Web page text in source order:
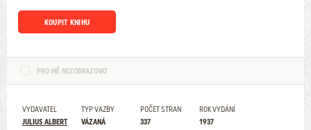
KOUPIT KNIHU
PRO MĚ NEZOBRAZOVAT
VYDAVATEL
JULIUS ALBERT
TYP VAZBY
VÁZANÁ
POČET STRAN
337
ROK VYDÁNÍ
1937